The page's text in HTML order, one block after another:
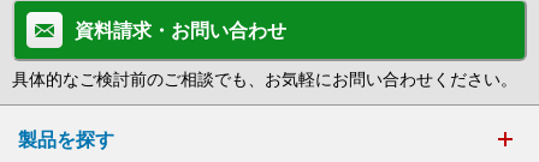
資料請求・お問い合わせ
具体的なご検討前のご相談でも、お気軽にお問い合わせください。
製品を探す